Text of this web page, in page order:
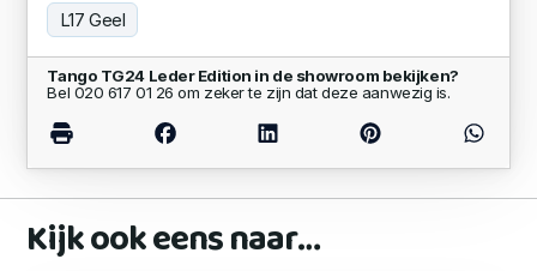
L17 Geel
Tango TG24 Leder Edition in de showroom bekijken?
Bel 020 617 01 26 om zeker te zijn dat deze aanwezig is.
Kijk ook eens naar…